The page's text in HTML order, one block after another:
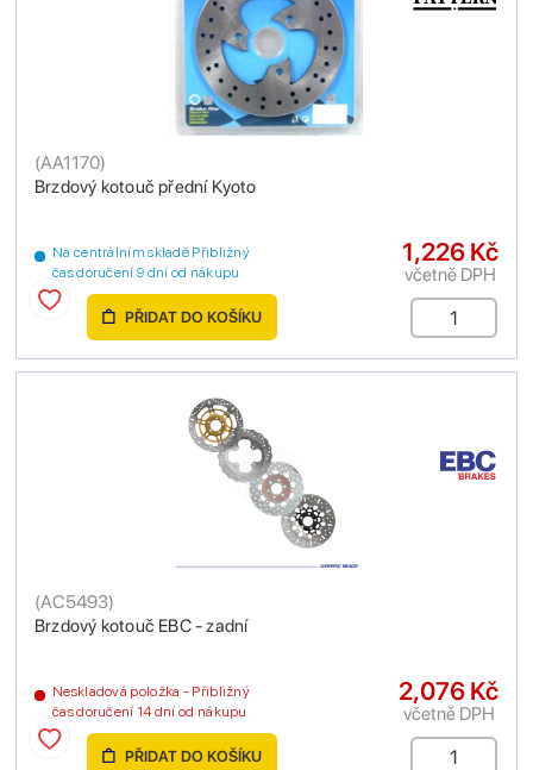
Brzdový kotouč přední Kyoto
(AA1170)
Na centrálním skladě Přibližný
čas doručení 9 dní od nákupu
1,226 Kč
včetně DPH
PŘIDAT DO KOŠÍKU
Brzdový kotouč EBC - zadní
(AC5493)
Neskladová položka - Přibližný
čas doručení 14 dní od nákupu
2,076 Kč
včetně DPH
PŘIDAT DO KOŠÍKU